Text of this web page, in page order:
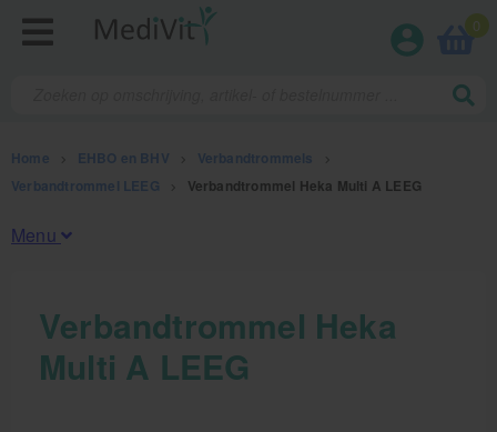
0
Home EHBO en BHV Verbandtrommels
Verbandtrommel LEEG
Verbandtrommel Heka Multi A LEEG
Menu
Fysiotherapieproducten
Verbruiksmaterialen
Verbandtrommel Heka
Multi A LEEG